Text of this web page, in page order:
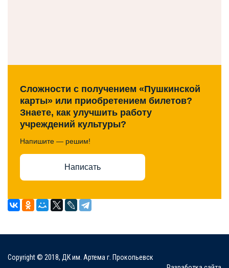
Сложности с получением «Пушкинской
карты» или приобретением билетов?
Знаете, как улучшить работу
учреждений культуры?
Напишите — решим!
Написать
Copyright © 2018, ДК им. Артема г. Прокопьевск